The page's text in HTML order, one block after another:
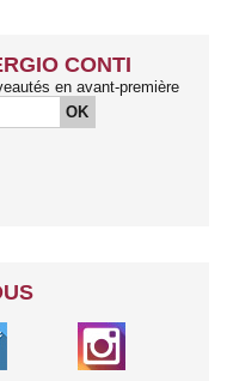
CONTI
en avant-première
OK